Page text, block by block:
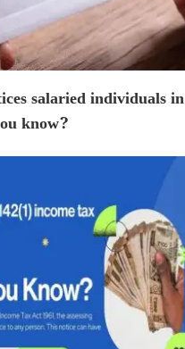
salaried individuals in
know?